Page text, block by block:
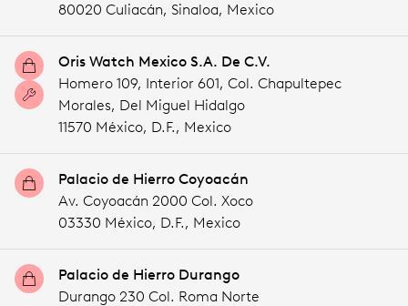
80020 Culiacán, Sinaloa, Mexico
Oris Watch Mexico S.A. De C.V.
Homero 109, Interior 601, Col. Chapultepec
Morales, Del Miguel Hidalgo
11570 México, D.F., Mexico
Palacio de Hierro Coyoacán
Av. Coyoacán 2000 Col. Xoco
03330 México, D.F., Mexico
Palacio de Hierro Durango
Durango 230 Col. Roma Norte